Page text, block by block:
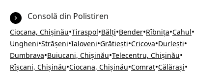
Consolă din Polistiren
Ciocana, Chișinău•Tiraspol•Bălți•Bender•Rîbnița•Cahul•
Ungheni•Strășeni•Ialoveni•Grătiești•Cricova•Durlești•
Dumbrava•Buiucani, Chișinău•Telecentru, Chișinău•
Rîșcani, Chișinău•Ciocana, Chișinău•Comrat•Călărași•